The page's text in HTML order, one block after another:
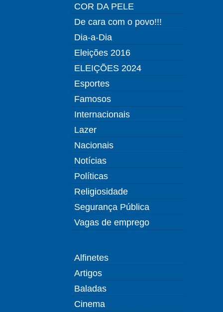
COR DA PELE
De cara com o povo!!!
Dia-a-Dia
Eleições 2016
ELEIÇÕES 2024
Esportes
Famosos
Internacionais
Lazer
Nacionais
Notícias
Políticas
Religiosidade
Segurança Pública
Vagas de emprego
Alfinetes
Artigos
Baladas
Cinema